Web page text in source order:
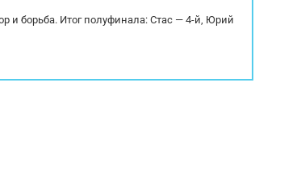
и борьба. Итог полуфинала: Стас — 4-й, Юрий